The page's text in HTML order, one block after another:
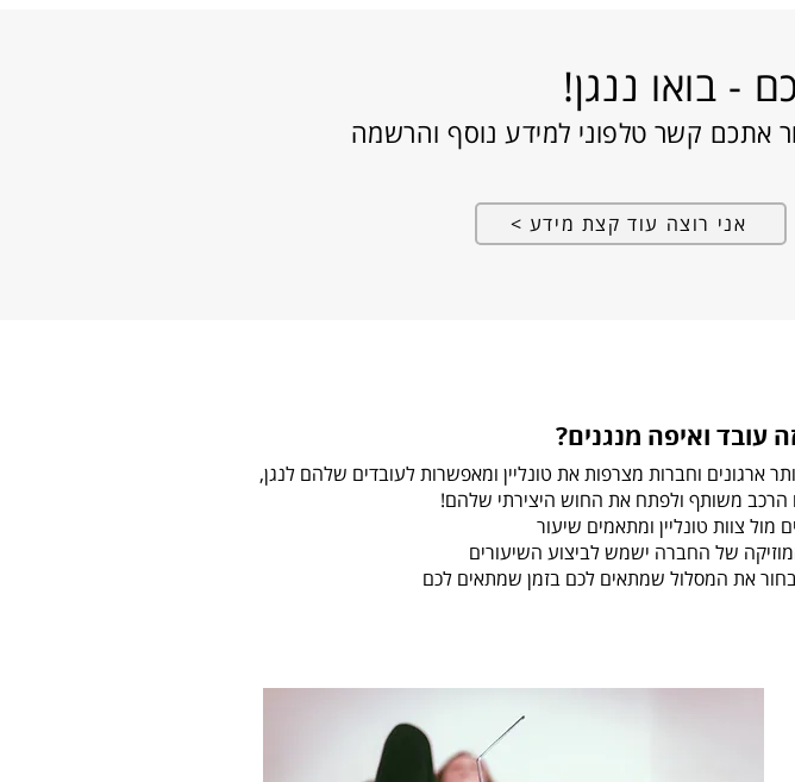
- בואו ננגן!
אתכם קשר טלפוני למידע נוסף והרשמה
אני רוצה עוד קצת מידע >
עובד ואיפה מנגנים?
ארגונים וחברות מצרפות את טונליין ומאפשרות לעובדים שלהם לנגן,
הרכב משותף ולפתח את החוש היצירתי שלהם!
מול צוות טונליין ומתאמים שיעור
של החברה ישמש לביצוע השיעורים
את המסלול שמתאים לכם בזמן שמתאים לכם